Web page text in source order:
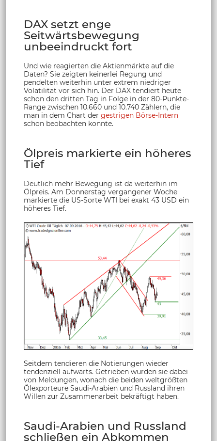
DAX setzt enge
Seitwärtsbewegung
unbeeindruckt fort
Und wie reagierten die Aktienmärkte auf die
Daten? Sie zeigten keinerlei Regung und
pendelten weiterhin unter extrem niedriger
Volatilität vor sich hin. Der DAX tendiert heute
schon den dritten Tag in Folge in der 80-Punkte-
Range zwischen 10.660 und 10.740 Zählern, die
man in dem Chart der gestrigen Börse-Intern
schon beobachten konnte.
Ölpreis markierte ein höheres
Tief
Deutlich mehr Bewegung ist da weiterhin im
Ölpreis. Am Donnerstag vergangener Woche
markierte die US-Sorte WTI bei exakt 43 USD ein
höheres Tief.
Seitdem tendieren die Notierungen wieder
tendenziell aufwärts. Getrieben wurden sie dabei
von Meldungen, wonach die beiden weltgrößten
Ölexporteure Saudi-Arabien und Russland ihren
Willen zur Zusammenarbeit bekräftigt haben.
Saudi-Arabien und Russland
schließen ein Abkommen